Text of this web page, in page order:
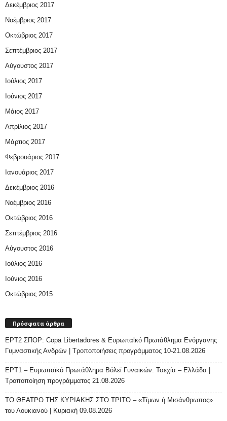
Δεκέμβριος 2017
Νοέμβριος 2017
Οκτώβριος 2017
Σεπτέμβριος 2017
Αύγουστος 2017
Ιούλιος 2017
Ιούνιος 2017
Μάιος 2017
Απρίλιος 2017
Μάρτιος 2017
Φεβρουάριος 2017
Ιανουάριος 2017
Δεκέμβριος 2016
Νοέμβριος 2016
Οκτώβριος 2016
Σεπτέμβριος 2016
Αύγουστος 2016
Ιούλιος 2016
Ιούνιος 2016
Οκτώβριος 2015
Πρόσφατα άρθρα
ΕΡΤ2 ΣΠΟΡ: Copa Libertadores & Ευρωπαϊκό Πρωτάθλημα Ενόργανης
Γυμναστικής Ανδρών | Τροποποιήσεις προγράμματος 10-21.08.2026
ΕΡΤ1 – Ευρωπαϊκό Πρωτάθλημα Βόλεϊ Γυναικών: Τσεχία – Ελλάδα |
Τροποποίηση προγράμματος 21.08.2026
ΤΟ ΘΕΑΤΡΟ ΤΗΣ ΚΥΡΙΑΚΗΣ ΣΤΟ ΤΡΙΤΟ – «Τίμων ή Μισάνθρωπος»
του Λουκιανού | Κυριακή 09.08.2026